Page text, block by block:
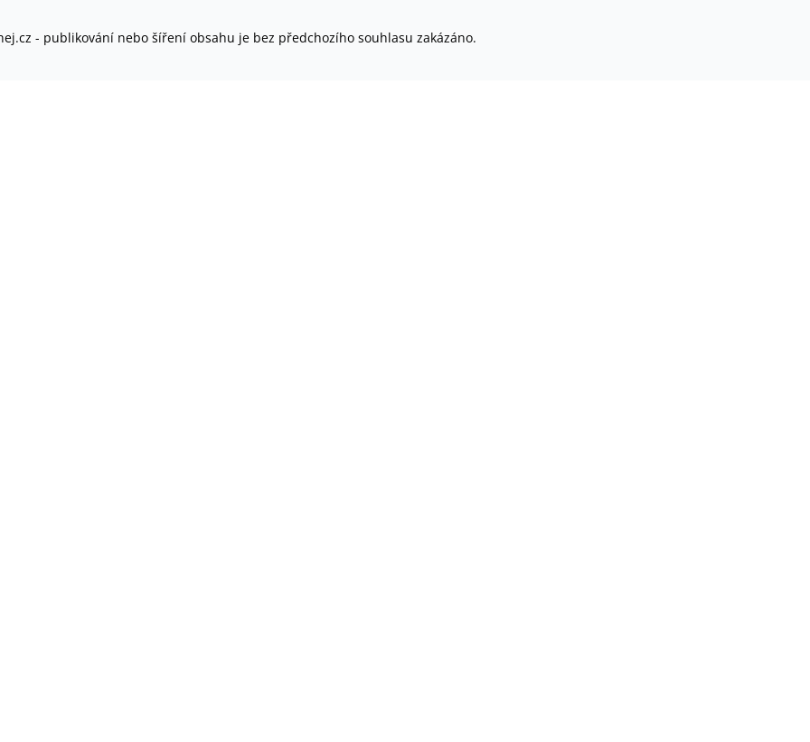
- publikování nebo šíření obsahu je bez předchozího souhlasu zakázáno.